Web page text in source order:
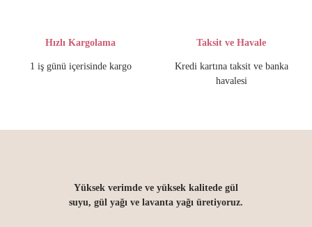
Hızlı Kargolama
1 iş günü içerisinde kargo
Taksit ve Havale
Kredi kartına taksit ve banka
havalesi
Yüksek verimde ve yüksek kalitede gül
suyu, gül yağı ve lavanta yağı üretiyoruz.